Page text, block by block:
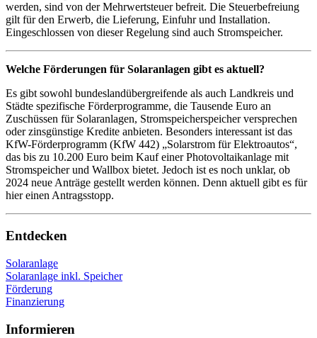
werden, sind von der Mehrwertsteuer befreit. Die Steuerbefreiung
gilt für den Erwerb, die Lieferung, Einfuhr und Installation.
Eingeschlossen von dieser Regelung sind auch Stromspeicher.
Welche Förderungen für Solaranlagen gibt es aktuell?
Es gibt sowohl bundeslandübergreifende als auch Landkreis und
Städte spezifische Förderprogramme, die Tausende Euro an
Zuschüssen für Solaranlagen, Stromspeicherspeicher versprechen
oder zinsgünstige Kredite anbieten. Besonders interessant ist das
KfW-Förderprogramm (KfW 442) „Solarstrom für Elektroautos“,
das bis zu 10.200 Euro beim Kauf einer Photovoltaikanlage mit
Stromspeicher und Wallbox bietet. Jedoch ist es noch unklar, ob
2024 neue Anträge gestellt werden können. Denn aktuell gibt es für
hier einen Antragsstopp.
Entdecken
Solaranlage
Solaranlage inkl. Speicher
Förderung
Finanzierung
Informieren